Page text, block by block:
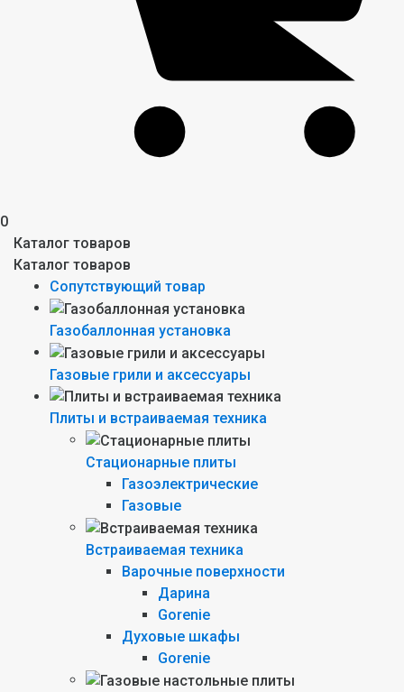
0
Каталог товаров
Каталог товаров
Сопутствующий товар
Газобаллонная установка
Газовые грили и аксессуары
Плиты и встраиваемая техника
Стационарные плиты
Газоэлектрические
Газовые
Встраиваемая техника
Варочные поверхности
Дарина
Gorenie
Духовые шкафы
Gorenie